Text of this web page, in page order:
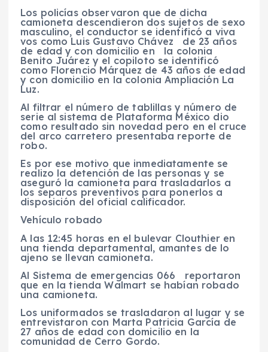
Los policías observaron que de dicha
camioneta descendieron dos sujetos de sexo
masculino, el conductor se identificó a viva
vos como Luis Gustavo Chávez de 23 años
de edad y con domicilio en la colonia
Benito Juárez y el copiloto se identificó
como Florencio Márquez de 43 años de edad
y con domicilio en la colonia Ampliación La
Luz.
Al filtrar el número de tablillas y número de
serie al sistema de Plataforma México dio
como resultado sin novedad pero en el cruce
del arco carretero presentaba reporte de
robo.
Es por ese motivo que inmediatamente se
realizo la detención de las personas y se
aseguró la camioneta para trasladarlos a
los separos preventivos para ponerlos a
disposición del oficial calificador.
Vehículo robado
A las 12:45 horas en el bulevar Clouthier en
una tienda departamental, amantes de lo
ajeno se llevan camioneta.
Al Sistema de emergencias 066 reportaron
que en la tienda Walmart se habían robado
una camioneta.
Los uniformados se trasladaron al lugar y se
entrevistaron con Marta Patricia García de
27 años de edad con domicilio en la
comunidad de Cerro Gordo.